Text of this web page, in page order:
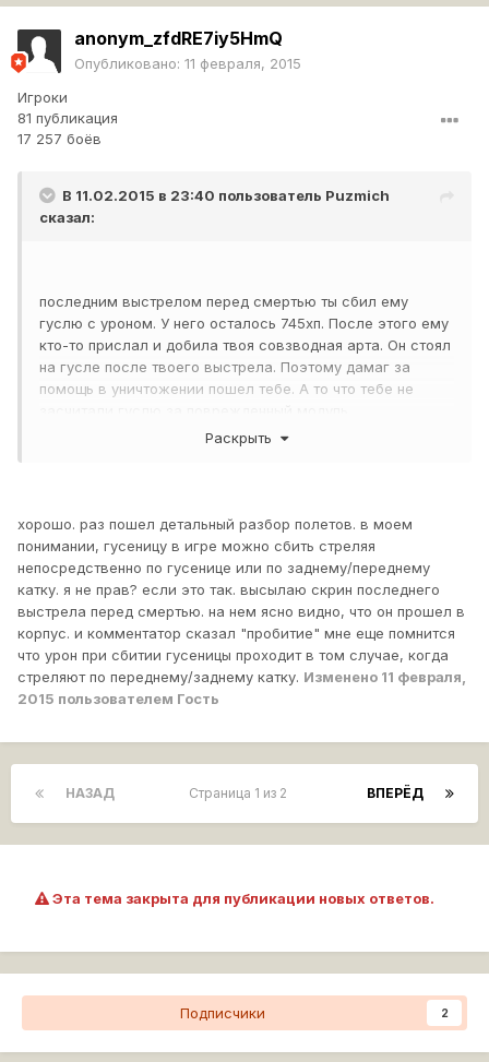
anonym_zfdRE7iy5HmQ
Опубликовано: 11 февраля, 2015
Игроки
81 публикация
17 257 боёв
В 11.02.2015 в 23:40 пользователь Puzmich
сказал:
последним выстрелом перед смертью ты сбил ему
гуслю с уроном. У него осталось 745хп. После этого ему
кто-то прислал и добила твоя совзводная арта. Он стоял
на гусле после твоего выстрела. Поэтому дамаг за
помощь в уничтожении пошел тебе. А то что тебе не
подтверждает то, что первый раз ему гуслю сбила арта.
Раскрыть
хорошо. раз пошел детальный разбор полетов. в моем
понимании, гусеницу в игре можно сбить стреляя
непосредственно по гусенице или по заднему/переднему
катку. я не прав? если это так. высылаю скрин последнего
выстрела перед смертью. на нем ясно видно, что он прошел в
корпус. и комментатор сказал "пробитие" мне еще помнится
что урон при сбитии гусеницы проходит в том случае, когда
стреляют по переднему/заднему катку. Изменено 11 февраля,
2015 пользователем Гость
НАЗАД ВПЕРЁД
Страница 1 из 2
Эта тема закрыта для публикации новых ответов.
Подписчики 2